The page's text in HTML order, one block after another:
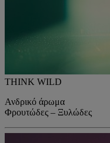
THINK WILD
Ανδρικό άρωμα
Φρουτώδες – Ξυλώδες